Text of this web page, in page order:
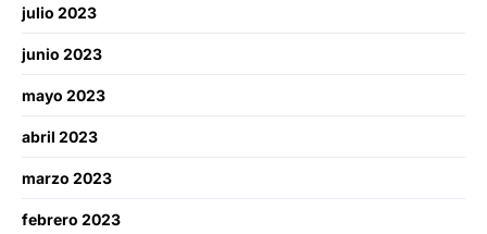
julio 2023
junio 2023
mayo 2023
abril 2023
marzo 2023
febrero 2023